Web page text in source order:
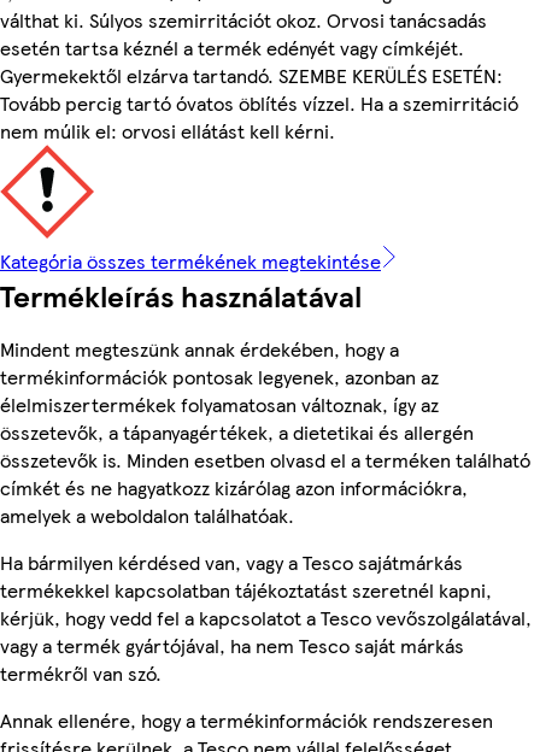
válthat ki. Súlyos szemirritációt okoz. Orvosi tanácsadás
esetén tartsa kéznél a termék edényét vagy címkéjét.
Gyermekektől elzárva tartandó. SZEMBE KERÜLÉS ESETÉN:
Tovább percig tartó óvatos öblítés vízzel. Ha a szemirritáció
nem múlik el: orvosi ellátást kell kérni.
Kategória összes termékének megtekintése
Termékleírás használatával
Mindent megteszünk annak érdekében, hogy a
termékinformációk pontosak legyenek, azonban az
élelmiszertermékek folyamatosan változnak, így az
összetevők, a tápanyagértékek, a dietetikai és allergén
összetevők is. Minden esetben olvasd el a terméken található
címkét és ne hagyatkozz kizárólag azon információkra,
amelyek a weboldalon találhatóak.
Ha bármilyen kérdésed van, vagy a Tesco sajátmárkás
termékekkel kapcsolatban tájékoztatást szeretnél kapni,
kérjük, hogy vedd fel a kapcsolatot a Tesco vevőszolgálatával,
vagy a termék gyártójával, ha nem Tesco saját márkás
termékről van szó.
Annak ellenére, hogy a termékinformációk rendszeresen